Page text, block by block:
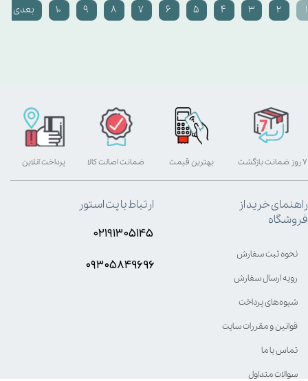
۱ ۲ ۳ ۴ ۵ ۶ ۷ ۸ ۹ ۱۰ بعدی
بهترین قیمت پرداخت آنلاین ۷ روز ضمانت بازگشت ضمانت اصالت کالا
راهنمای خرید از
فروشگاه
نحوه ثبت سفارش
رویه ارسال سفارش
شیوه‌های پرداخت
قوانین و مقررات سایت
تماس با ما
سوالات متداول
ارتباط با پت استور
۰۲۱۹۱۳۰۵۱۴۵
۰۹۳۰۵8۴9696